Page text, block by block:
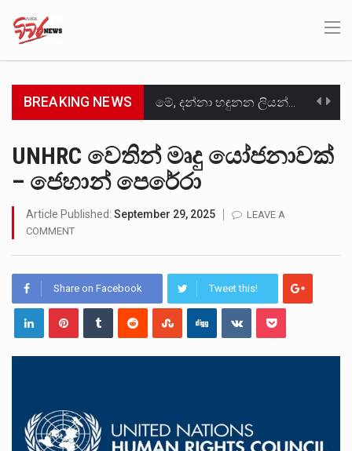
BREAKING NEWS මේ, දන්නා හඳුනන ලියන්නකුගේ නන්නාඳුනන අඩවියක සැරිසරා ලද ආස්වාදනීය මොහොතක සිංහාවලෝකනයකි .කෙටි කවියක දිගු බර…
මහර බන්ධනාගාරයේ අද ඇතිවූ සිද්ධියෙන් තුවාල ලැබූ බව කියන රැඳවියන් ගණන ඉහළ ගොස් තිබේ. ඒ…
ලාල් කාන්ත ඇමතිවරයා අධිකරණ විනිශ්චයකාරවරුන්ගේ විශ්‍රාම යෑමේ වයස සම්බන්ධයෙන් නිහඬව සිටින ලෙස තමාට දැනුම් දුන්…
UNHRC වෙතින් මෘදු යෝජනාවක්
– ජෙහාන් පෙරේරා
Article Published: September 29, 2025
LEAVE A
COMMENT
Share on Facebook Tweet this!